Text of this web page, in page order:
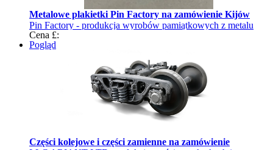
Metalowe plakietki Pin Factory na zamówienie Kijów
Pin Factory - produkcja wyrobów pamiątkowych z metalu
Cena £:
Pogląd
Części kolejowe i części zamienne na zamówienie